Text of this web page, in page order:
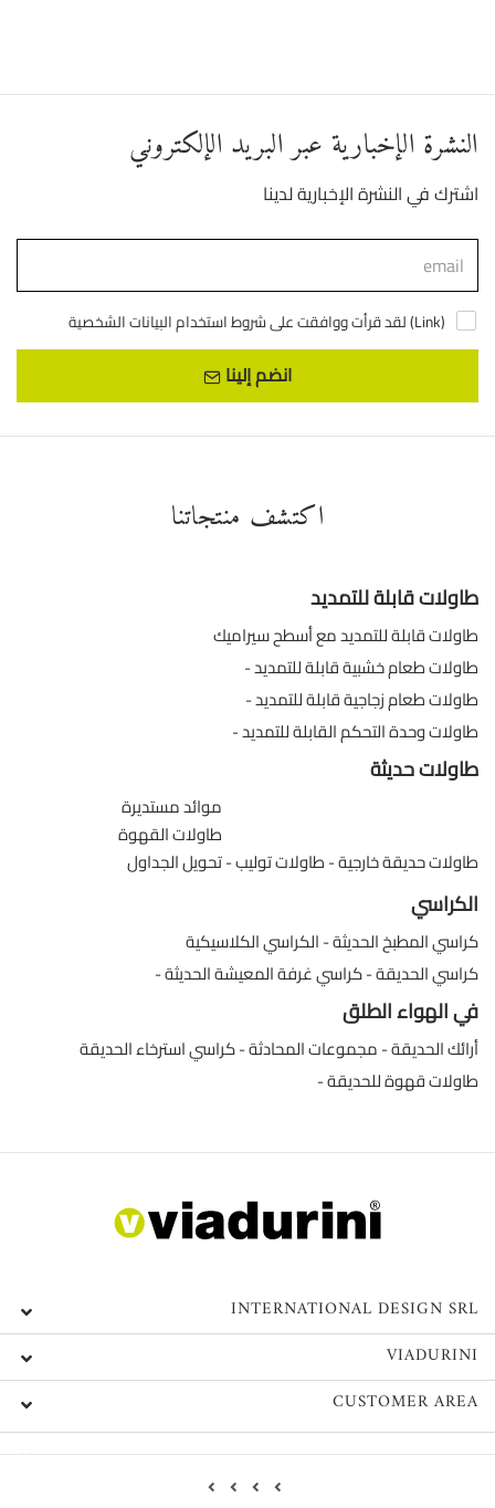
النشرة الإخبارية عبر البريد الإلكتروني
اشترك في النشرة الإخبارية لدينا
لقد قرأت ووافقت على شروط استخدام البيانات الشخصية (Link)
انضم إلينا
اكتشف منتجاتنا
طاولات قابلة للتمديد
طاولات قابلة للتمديد مع أسطح سيراميك
طاولات طعام خشبية قابلة للتمديد
طاولات طعام زجاجية قابلة للتمديد
طاولات وحدة التحكم القابلة للتمديد
طاولات حديثة
موائد مستديرة
طاولات القهوة
تحويل الجداول طاولات توليب طاولات حديقة خارجية
الكراسي
الكراسي الكلاسيكية كراسي المطبخ الحديثة
كراسي غرفة المعيشة الحديثة كراسي الحديقة
في الهواء الطلق
كراسي استرخاء الحديقة مجموعات المحادثة أرائك الحديقة
طاولات قهوة للحديقة
INTERNATIONAL DESIGN SRL
VIADURINI
CUSTOMER AREA